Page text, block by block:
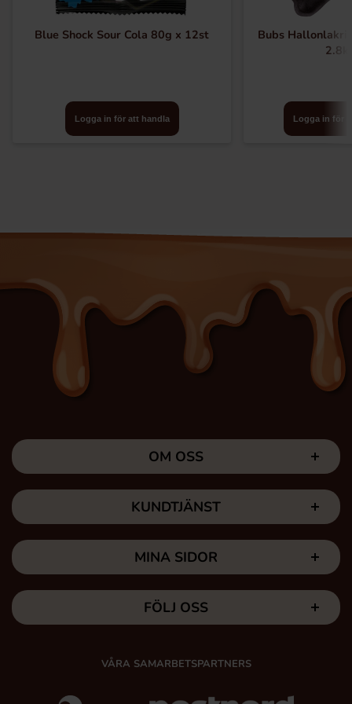
Blue Shock Sour Cola 80g x 12st
Logga in för att handla
Bubs
Logga in för
OM OSS
KUNDTJÄNST
MINA SIDOR
FÖLJ OSS
VÅRA SAMARBETSPARTNERS